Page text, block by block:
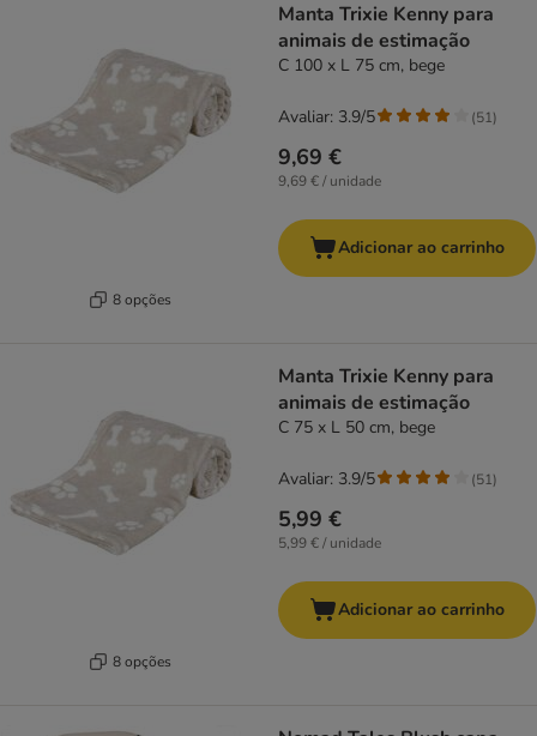
8 opções
Manta Trixie Kenny para
animais de estimação
C 100 x L 75 cm, bege
9,69 €
9,69 € / unidade
Avaliar: 3.9/5 (51)
Adicionar ao carrinho
8 opções
Manta Trixie Kenny para
animais de estimação
C 75 x L 50 cm, bege
5,99 €
5,99 € / unidade
Avaliar: 3.9/5 (51)
Adicionar ao carrinho